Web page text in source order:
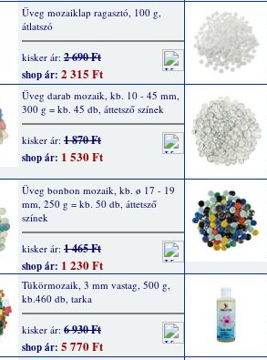
Üveg mozaiklap ragasztó, 100 g,
átlatszó
kisker ár: 2 690 Ft
shop ár: 2 315 Ft
Üveg darab mozaik, kb. 10 - 45 mm,
300 g = kb. 45 db, áttetsző színek
kisker ár: 1 870 Ft
shop ár: 1 530 Ft
Üveg bonbon mozaik, kb. ø 17 - 19
mm, 250 g = kb. 50 db, áttetsző
színek
kisker ár: 1 465 Ft
shop ár: 1 230 Ft
Tükörmozaik, 3 mm vastag, 500 g,
kb.460 db, tarka
kisker ár: 6 930 Ft
shop ár: 5 770 Ft